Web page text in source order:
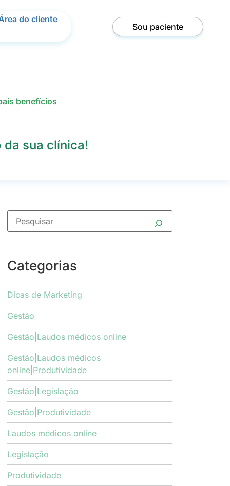
do cliente
Sou paciente
benefícios
sua clínica!
Categorias
Dicas de Marketing
Gestão
Gestão|Laudos médicos online
Gestão|Laudos médicos
online|Produtividade
Gestão|Legislação
Gestão|Produtividade
Laudos médicos online
Legislação
Produtividade